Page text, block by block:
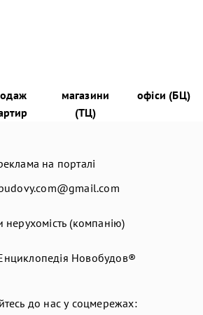
магазини
(ТЦ)
офіси (БЦ)
на порталі
нерухомість (компанію)
Новобудов®
до нас у соцмережах: